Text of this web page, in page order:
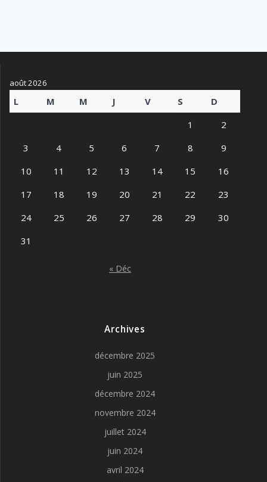
août 2026
L M M J V S
D
1
2
3
4 5 6 7 8
9
10
11 12 13 14 15
16
17
18 19 20 21 22
23
24
25 26 27 28 29
30
31
« Déc
Archives
décembre 2025
juin 2025
décembre 2024
novembre 2024
juillet 2024
juin 2024
avril 2024